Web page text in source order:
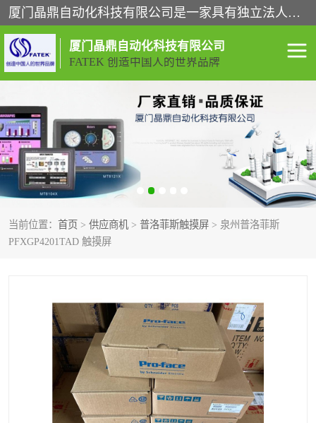
厦门晶鼎自动化科技有限公司是一家具有独立法人资格的高新技术企业；代理销售的产品有台湾威纶触摸屏，魏德米勒全系列，永宏触摸屏,威纶触摸屏,台湾威纶weinview触摸屏,台湾永宏PLC，FATEK,永宏伺服,图儿克总线，施耐德，欧姆龙，西门子，富士变频，K&N蓝系列， BUSSMANN，松下变频器，丹佛斯变频器等。
厦门晶鼎自动化科技有限公司
FATEK 创造中国人的世界品牌
当前位置： 首页 > 供应商机 > 普洛菲斯触摸屏 > 泉州普洛菲斯
PFXGP4201TAD 触摸屏
闽台永宏PLC WEINVIEW闽台威纶触摸
正弦变频器正弦伺服 魏德米勒接线端子
ABB电流开关 魏德米勒电源
丹佛斯变频器 MOXA通讯模块
其他
安士能开关
普洛菲斯触摸屏